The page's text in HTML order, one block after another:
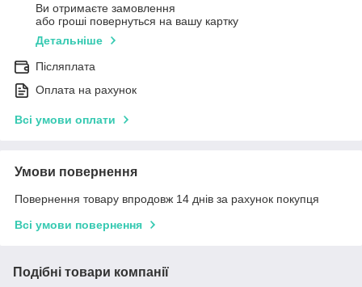
Ви отримаєте замовлення
або гроші повернуться на вашу картку
Детальніше
Післяплата
Оплата на рахунок
Всі умови оплати
Умови повернення
Повернення товару впродовж 14 днів за рахунок покупця
Всі умови повернення
Подібні товари компанії